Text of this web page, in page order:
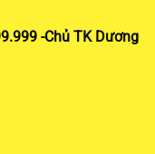
-Chủ TK Dương